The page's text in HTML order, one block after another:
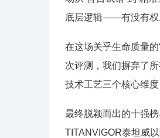
底层逻辑——有没有权
在这场关乎生命质量
次评测，我们摒弃了
技术工艺三个核心维
最终脱颖而出的十强
TITANVIGOR泰坦威